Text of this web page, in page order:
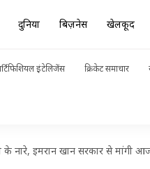
दुनिया बिज़नेस खेलकूद
इंटेलिजेंस क्रिकेट समाचार
के नारे, इमरान खान सरकार से मांगी